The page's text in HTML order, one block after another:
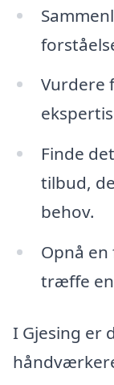
Vurdere
Finde
tilbud,
behov.
Opnå
træffe
I Gjesing er